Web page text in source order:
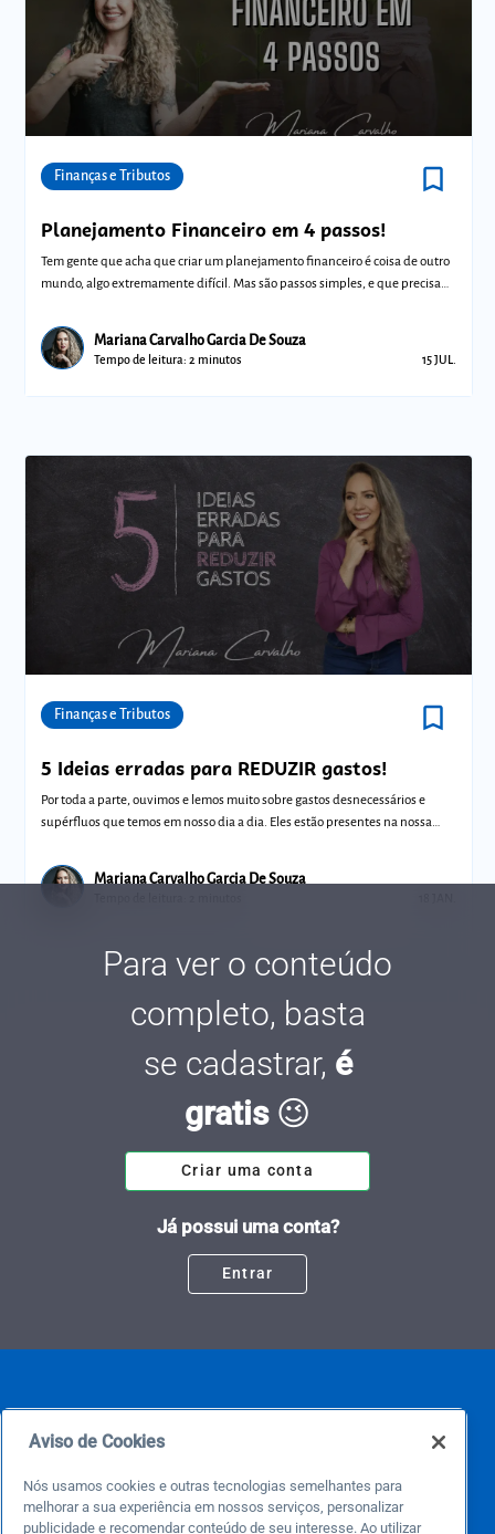
Finanças e Tributos bookmark_border
Planejamento Financeiro em 4 passos!
Tem gente que acha que criar um planejamento financeiro é coisa de outro
mundo, algo extremamente difícil. Mas são passos simples, e que precisam
Mariana Carvalho Garcia De Souza
Tempo de leitura: 2 minutos 15 JUL.
Finanças e Tributos bookmark_border
5 Ideias erradas para REDUZIR gastos!
Por toda a parte, ouvimos e lemos muito sobre gastos desnecessários e
supérfluos que temos em nosso dia a dia. Eles estão presentes na nossa
Mariana Carvalho Garcia De Souza
Para ver o conteúdo
completo, basta
se cadastrar, é
gratis😉
Criar uma conta
Já possui uma conta?
Entrar
Este é um blog colaborativo.
Aviso de Cookies
Nós usamos cookies e outras tecnologias semelhantes para
melhorar a sua experiência em nossos serviços, personalizar
publicidade e recomendar conteúdo de seu interesse. Ao utilizar